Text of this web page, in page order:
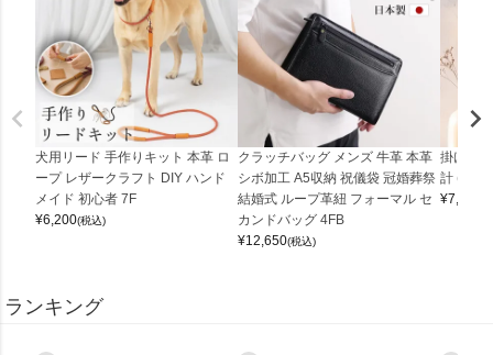
犬用リード 手作りキット 本革 ロ
ープ レザークラフト DIY ハンド
メイド 初心者 7F
¥6,200(税込)
クラッチバッグ メンズ 牛革 本革
シボ加工 A5収納 祝儀袋 冠婚葬祭
結婚式 ループ革紐 フォーマル セ
カンドバッグ 4FB
¥12,650(税込)
掛け時
計
¥7,150
ランキング